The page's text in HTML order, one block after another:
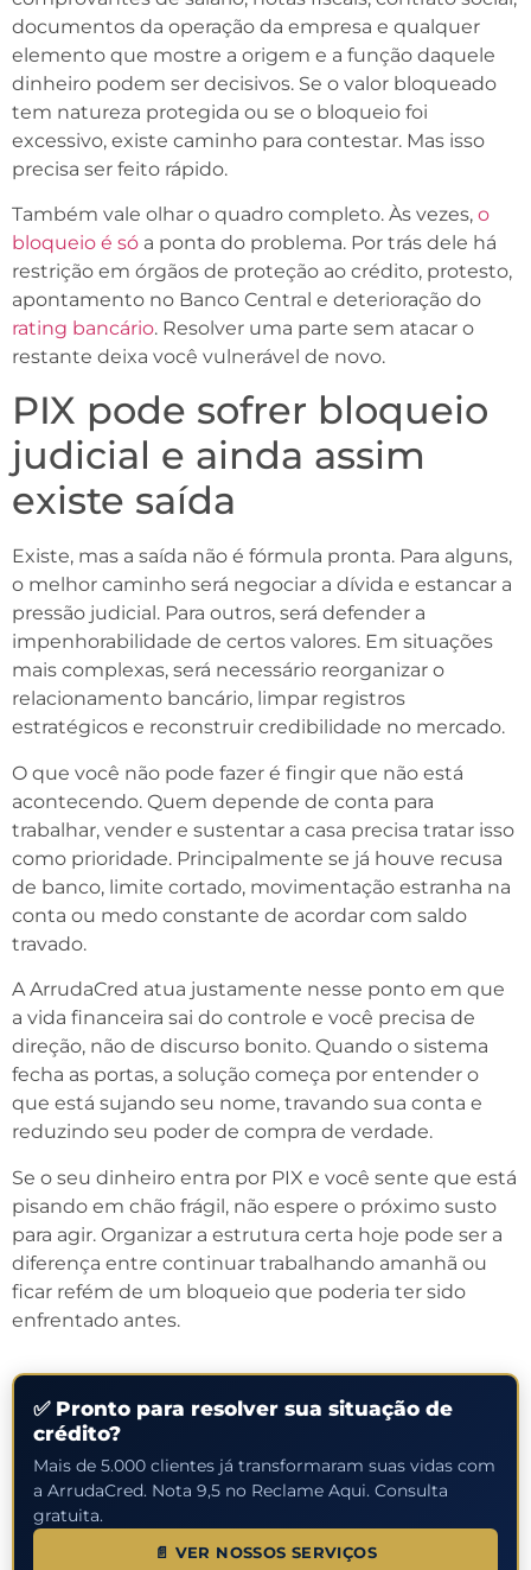
documentos da operação da empresa e qualquer
elemento que mostre a origem e a função daquele
dinheiro podem ser decisivos. Se o valor bloqueado
tem natureza protegida ou se o bloqueio foi
excessivo, existe caminho para contestar. Mas isso
precisa ser feito rápido.
Também vale olhar o quadro completo. Às vezes, o
bloqueio é só a ponta do problema. Por trás dele há
restrição em órgãos de proteção ao crédito, protesto,
apontamento no Banco Central e deterioração do
rating bancário. Resolver uma parte sem atacar o
restante deixa você vulnerável de novo.
PIX pode sofrer bloqueio
judicial e ainda assim
existe saída
Existe, mas a saída não é fórmula pronta. Para alguns,
o melhor caminho será negociar a dívida e estancar a
pressão judicial. Para outros, será defender a
impenhorabilidade de certos valores. Em situações
mais complexas, será necessário reorganizar o
relacionamento bancário, limpar registros
estratégicos e reconstruir credibilidade no mercado.
O que você não pode fazer é fingir que não está
acontecendo. Quem depende de conta para
trabalhar, vender e sustentar a casa precisa tratar isso
como prioridade. Principalmente se já houve recusa
de banco, limite cortado, movimentação estranha na
conta ou medo constante de acordar com saldo
travado.
A ArrudaCred atua justamente nesse ponto em que
a vida financeira sai do controle e você precisa de
direção, não de discurso bonito. Quando o sistema
fecha as portas, a solução começa por entender o
que está sujando seu nome, travando sua conta e
reduzindo seu poder de compra de verdade.
Se o seu dinheiro entra por PIX e você sente que está
pisando em chão frágil, não espere o próximo susto
para agir. Organizar a estrutura certa hoje pode ser a
diferença entre continuar trabalhando amanhã ou
ficar refém de um bloqueio que poderia ter sido
enfrentado antes.
✅ Pronto para resolver sua situação de
crédito?
Mais de 5.000 clientes já transformaram suas vidas com
a ArrudaCred. Nota 9,5 no Reclame Aqui. Consulta
gratuita.
📄 VER NOSSOS SERVIÇOS